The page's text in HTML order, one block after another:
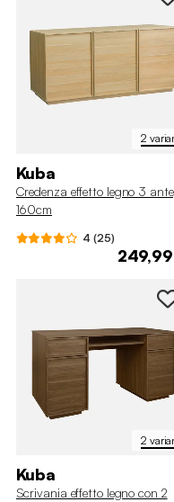
2
Kuba
Credenza effetto legno 3
160cm
4 (25)
2
Kuba
Scrivania effetto legno con 2